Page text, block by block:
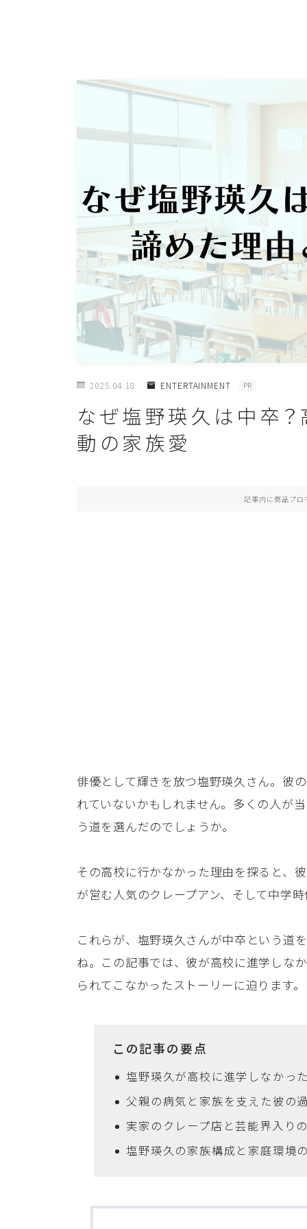
2025.04.18 ENTERTAINMENT PR
なぜ塩野瑛久は中卒
動の家族愛
記事内に商品プ
俳優として輝きを放つ塩野瑛久さん。彼
れていないかもしれません。多くの人が
う道を選んだのでしょうか。
その高校に行かなかった理由を探ると、
が営む人気のクレープアン、そして中学
これらが、塩野瑛久さんが中卒という道
ね。この記事では、彼が高校に進学しな
られてこなかったストーリーに迫ります。
この記事の要点
塩野瑛久が高校に進学しなかっ
父親の病気と家族を支えた彼の
実家のクレープ店と芸能界入り
塩野瑛久の家族構成と家庭環境